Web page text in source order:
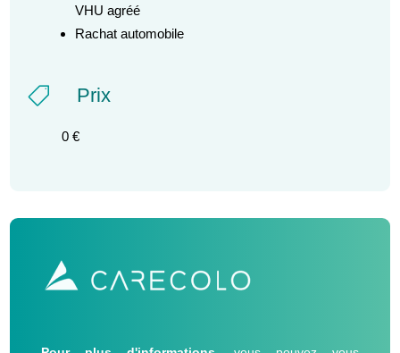
VHU agréé
Rachat automobile
 Prix
0 €